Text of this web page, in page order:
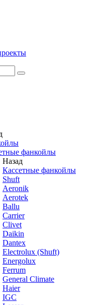
фанкойлы
Назад
Кассетные фанкойлы
Shuft
Aeronik
Aerotek
Ballu
Carrier
Clivet
Daikin
Dantex
Electrolux (Shuft)
Energolux
Ferrum
General Climate
Haier
IGC